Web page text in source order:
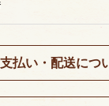
支払い・配送につ